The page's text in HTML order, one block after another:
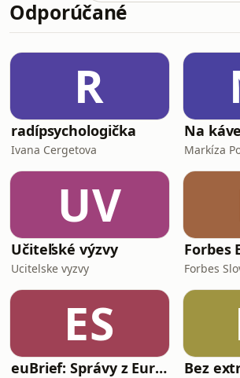
V tejto epizóde Sexuálnej
detailne rozoberáme aj: • Prípad
kanibalizmus na priame
obete. • Zvrátené sexuálne
psychológiu Jeffreyho
Nekrof
Odporúčané
R
radípsychologička
Ivana Cergetova
Na
Markíza
UV
Učiteľské výzvy
Ucitelske vyzvy
Forbes
Forbes
ES
euBrief: Správy z Európskej únie Bez